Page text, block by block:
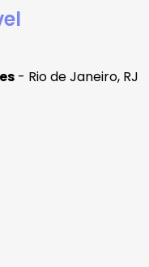
- Rio de Janeiro, RJ